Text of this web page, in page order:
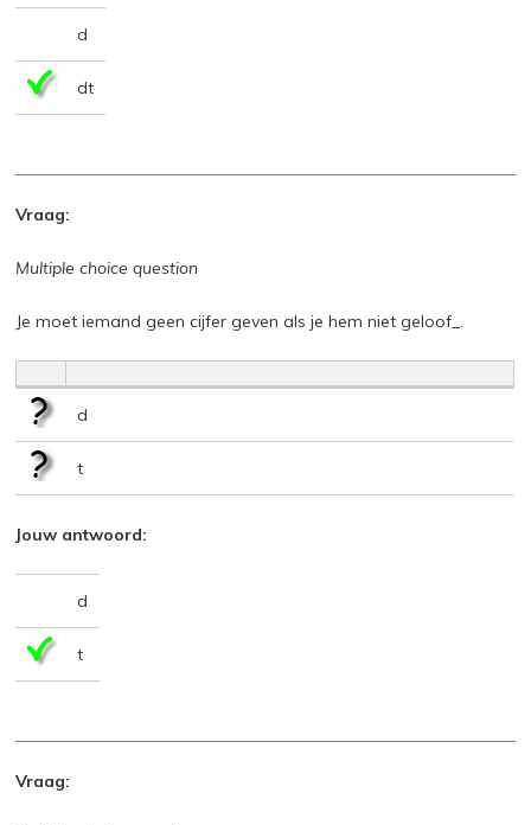
d
dt
Vraag:
Multiple choice question
Je moet iemand geen cijfer geven als je hem niet geloof_.
d
t
Jouw antwoord:
d
t
Vraag: